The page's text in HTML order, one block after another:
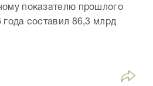
показателю прошлого
года составил 86,3 млрд